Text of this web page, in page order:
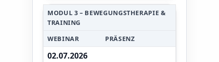
MODUL 3 – BEWEGUNGSTHERAPIE &
TRAINING
WEBINAR
PRÄSENZ
02.07.2026